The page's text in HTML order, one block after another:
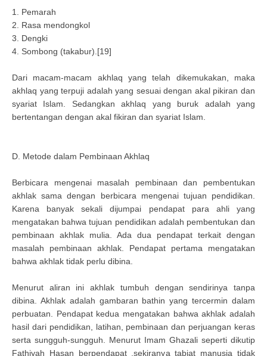
1. Pemarah
2. Rasa mendongkol
3. Dengki
4. Sombong (takabur).[19]
Dari macam-macam akhlaq yang telah dikemukakan, maka
akhlaq yang terpuji adalah yang sesuai dengan akal pikiran dan
syariat Islam. Sedangkan akhlaq yang buruk adalah yang
bertentangan dengan akal fikiran dan syariat Islam.
D. Metode dalam Pembinaan Akhlaq
Berbicara mengenai masalah pembinaan dan pembentukan
akhlak sama dengan berbicara mengenai tujuan pendidikan.
Karena banyak sekali dijumpai pendapat para ahli yang
mengatakan bahwa tujuan pendidikan adalah pembentukan dan
pembinaan akhlak mulia. Ada dua pendapat terkait dengan
masalah pembinaan akhlak. Pendapat pertama mengatakan
bahwa akhlak tidak perlu dibina.
Menurut aliran ini akhlak tumbuh dengan sendirinya tanpa
dibina. Akhlak adalah gambaran bathin yang tercermin dalam
perbuatan. Pendapat kedua mengatakan bahwa akhlak adalah
hasil dari pendidikan, latihan, pembinaan dan perjuangan keras
serta sungguh-sungguh. Menurut Imam Ghazali seperti dikutip
Fathiyah Hasan berpendapat .sekiranya tabiat manusia tidak